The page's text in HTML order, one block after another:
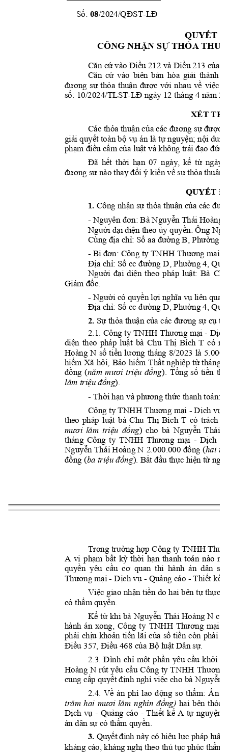
Số: 08/2024/QĐST-LĐ
QUYẾT
CÔNG NHẬN SỰ THỎA THU
Căn cứ vào Điều 212 và Điều 213 của
Căn cứ vào biên bản hòa giải thành
đương sự thỏa thuận được với nhau về việc
số: 10/2024/TLST-LĐ ngày 12 tháng 4 năm 20
XÉT
Các thỏa thuận của các đương sự được
giải quyết toàn bộ vụ án là tự nguyện; nội
phạm điều cấm của luật và không trái đạo đức
Đã hết thời hạn 07 ngày, kể từ ngày
đương sự nào thay đổi ý kiến về sự thỏa thuận
QUYẾT
1. Công nhận sự thỏa thuận của các đư
- Nguyên đơn: Bà Nguyễn Thái Hoàng
Người đại diện theo ủy quyền: Ông
Cùng địa chỉ: Số aa đường B, Phường
- Bị đơn: Công ty TNHH Thương mại
Địa chỉ: Số cc đường D , Phường 4,
Người đại diện theo pháp luật: Bà
Giám đốc.
- Người có quyền lợi nghĩa vụ liên
Địa chỉ: Số cc đường D , Phường 4,
2. Sự thỏa thuận của các đương sự cụ
2. 1. Công ty TNHH Thương mại -
diện theo pháp luật bà Chu Thị Bích T có
Hoàng N số tiền lương tháng 8/2023 là 5.0
hiểm Xã hội, Bảo hiểm Thất nghiệp từ tháng
đồng (năm mươi triệu đồng). Tổng số tiền
lăm triệu đồng).
- Thời hạn và phương thức thanh toán:
Công ty TNHH Thương mại - Dịch vụ
theo pháp luật bà Chu Thị Bích T có trách
mươi lăm triệu đồng) cho bà Nguyễn Thái
tháng Công ty TNHH Thương mại - Dịch
Nguyễn Thái Hoàng N 2.000.000 đồng (hai
đồng (ba triệu đồng). Bắt đầu thực hiện từ ng
Trong trường hợp Công ty TNHH
A vi phạm bất kỳ thời hạn thanh toán nào
quyền yêu cầu cơ quan thi hành án dân sự
Thương mại - Dịch vụ - Quảng cáo - Thiết kế
Việc giao nhận tiền do hai bên tự thực
có thẩm quyền.
Kể từ khi bà Nguyễn Thái Hoàng N có
hành án xong, Công ty TNHH Thương mại
phải chịu khoản tiền lãi của số tiền còn phải
Điều 357, Điều 468 của Bộ luật Dân sự.
2.3 Đình chỉ một phần yêu cầu khởi
Hoàng N rút yêu cầu Công ty TNHH Thương
cung cấp quyết định nghỉ việc cho bà Nguyễn
2.4. Về án phí lao động sơ thẩm: Án
trăm hai mươi lăm nghìn đồng) hai bên thỏa
Dịch vụ - Quảng cáo - Thiết kế A tự nguyện
án dân sự có thẩm quyền.
3. Quyết định này có hiệu lực pháp luật
kháng cáo, kháng nghị theo thủ tục phúc thẩm.